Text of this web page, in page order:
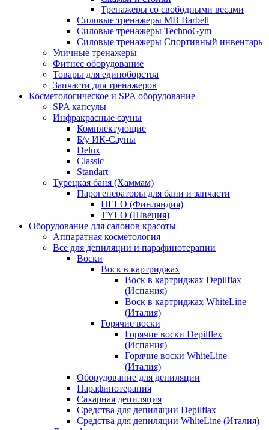
Тренажеры со свободными весами
Силовые тренажеры MB Barbell
Силовые тренажеры TechnoGym
Силовые тренажеры Спортивный инвентарь
Уличные тренажеры
Фитнес оборудование
Товары для единоборства
Запчасти для тренажеров
Косметологическое и SPA оборудование
SPA капсулы
Инфракрасные сауны
Комплектующие
Б/у ИК-Сауны
Delux
Classic
Standart
Турецкая баня (Хаммам)
Парогенераторы для бани и запчасти
HELO (Финляндия)
TYLO (Швеция)
Оборудование для салонов красоты
Аппаратная косметология
Все для депиляции и парафинотерапии
Воски
Воск в картриджах
Воск в картриджах Depilflax
(Испания)
Воск в картриджах WhiteLine
(Италия)
Горячие воски
Горячие воски Depilflex
(Испания)
Горячие воски WhiteLine
(Италия)
Оборудование для депиляции
Парафинотерапия
Сахарная депиляция
Средства для депиляции Depilflax
Средства для депиляции WhiteLine (Италия)